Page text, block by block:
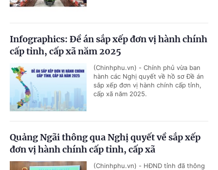
Infographics: Đề án sắp xếp đơn vị hành chính
cấp tỉnh, cấp xã năm 2025
(Chinhphu.vn) - Chính phủ vừa ban
hành các Nghị quyết về hồ sơ Đề án
sắp xếp đơn vị hành chính cấp tỉnh,
cấp xã năm 2025.
Quảng Ngãi thông qua Nghị quyết về sắp xếp
đơn vị hành chính cấp tỉnh, cấp xã
(Chinhphu.vn) - HĐND tỉnh đã thông